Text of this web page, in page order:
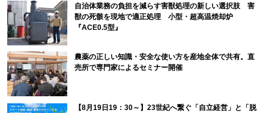
自治体業務の負担を減らす害獣処理の新しい選択肢 害
獣の死骸を現地で適正処理 小型・超高温焼却炉
『ACE0.5型』
農薬の正しい知識・安全な使い方を産地全体で共有。直
売所で専門家によるセミナー開催
【8月19日19：30～】23世紀へ繋ぐ「自立経営」と「脱